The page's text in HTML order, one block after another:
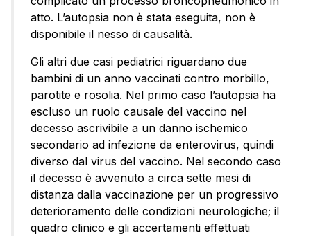
atto. L’autopsia non è stata eseguita, non è
disponibile il nesso di causalità.
Gli altri due casi pediatrici riguardano due
bambini di un anno vaccinati contro morbillo,
parotite e rosolia. Nel primo caso l’autopsia ha
escluso un ruolo causale del vaccino nel
decesso ascrivibile a un danno ischemico
secondario ad infezione da enterovirus, quindi
diverso dal virus del vaccino. Nel secondo caso
il decesso è avvenuto a circa sette mesi di
distanza dalla vaccinazione per un progressivo
deterioramento delle condizioni neurologiche; il
quadro clinico e gli accertamenti effettuati